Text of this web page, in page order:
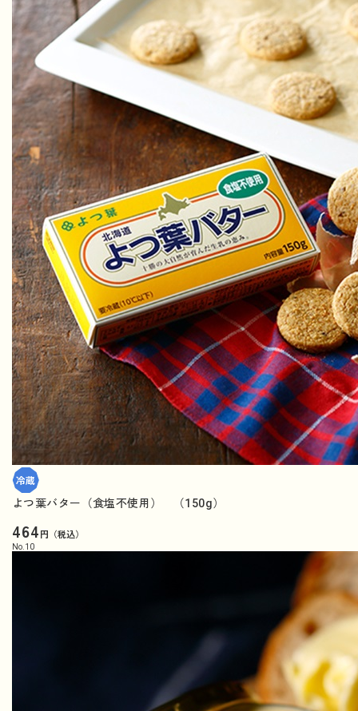
よつ葉バター（食塩不使用） （150g）
464円（税込）
No. 10